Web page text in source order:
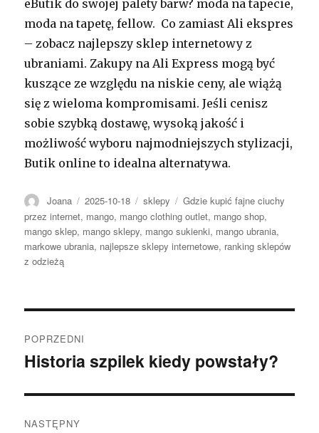
eButik do swojej palety barw? moda na tapecie,
moda na tapetę, fellow. Co zamiast Ali ekspres
– zobacz najlepszy sklep internetowy z
ubraniami. Zakupy na Ali Express mogą być
kuszące ze względu na niskie ceny, ale wiążą
się z wieloma kompromisami. Jeśli cenisz
sobie szybką dostawę, wysoką jakość i
możliwość wyboru najmodniejszych stylizacji,
Butik online to idealna alternatywa.
Autor
Joana Opublikowano
2025-10-18 Kategorie
sklepy Tagi
Gdzie kupić fajne ciuchy
przez internet, mango, mango clothing outlet, mango shop,
mango sklep, mango sklepy, mango sukienki, mango ubrania,
markowe ubrania, najlepsze sklepy internetowe, ranking sklepów
z odzieżą
wpisu
POPRZEDNI
Poprzedni
Historia szpilek kiedy powstały?
NASTĘPNY